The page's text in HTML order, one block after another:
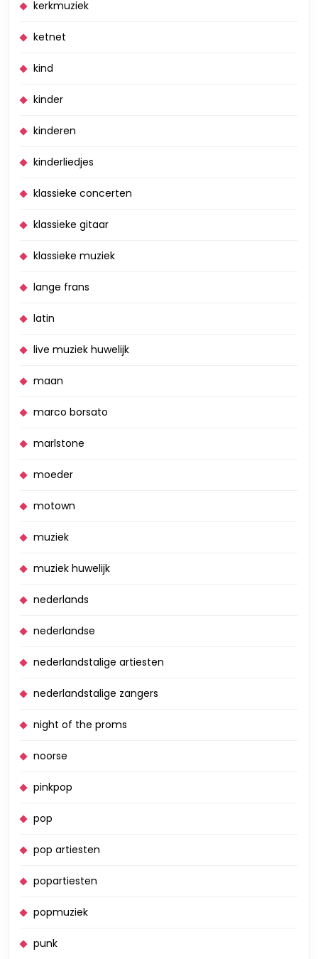
kerkmuziek
ketnet
kind
kinder
kinderen
kinderliedjes
klassieke concerten
klassieke gitaar
klassieke muziek
lange frans
latin
live muziek huwelijk
maan
marco borsato
marlstone
moeder
motown
muziek
muziek huwelijk
nederlands
nederlandse
nederlandstalige artiesten
nederlandstalige zangers
night of the proms
noorse
pinkpop
pop
pop artiesten
popartiesten
popmuziek
punk